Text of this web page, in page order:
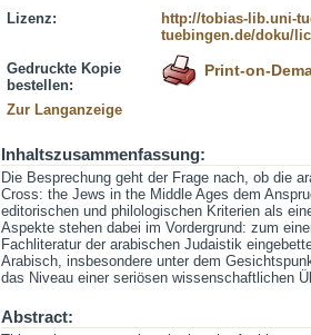
Lizenz:
http://tobias-lib.uni-
tuebingen.de/doku/
Gedruckte Kopie
bestellen:
Print-on-
Zur Langanzeige
Inhaltszusammenfassung:
Die Besprechung geht der Frage nach, ob die
Cross: the Jews in the Middle Ages dem
editorischen und philologischen Kriterien als
Aspekte stehen dabei im Vordergrund: zum
Fachliteratur der arabischen Judaistik
Arabisch, insbesondere unter dem
das Niveau einer seriösen wissenschaftlichen
Abstract: